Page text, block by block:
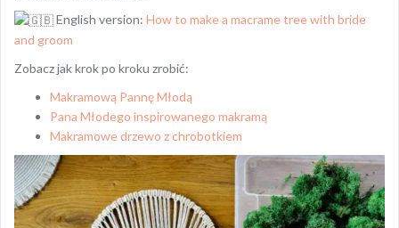
English version: How to make a macrame tree with bride
and groom
Zobacz jak krok po kroku zrobić:
Makramową Pannę Młodą
Pana Młodego inspirowanego makramą
Makramowe drzewo z chrobotkiem